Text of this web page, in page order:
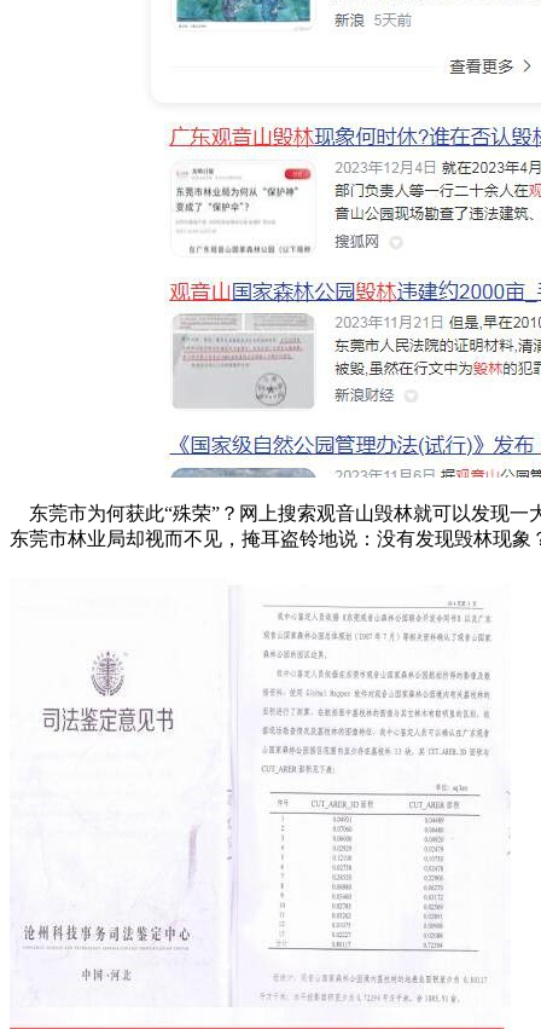
东莞市为何获此“殊荣”？网上搜索观音山毁林就可以发现一
东莞市林业局却视而不见，掩耳盗铃地说：没有发现毁林现象